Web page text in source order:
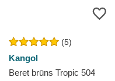
(5)
Kangol
Beret brūns Tropic 504